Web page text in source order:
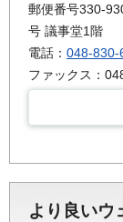
郵便番号330-
号 議事堂1階
電話： 048-830-
ファックス：
より良いウ